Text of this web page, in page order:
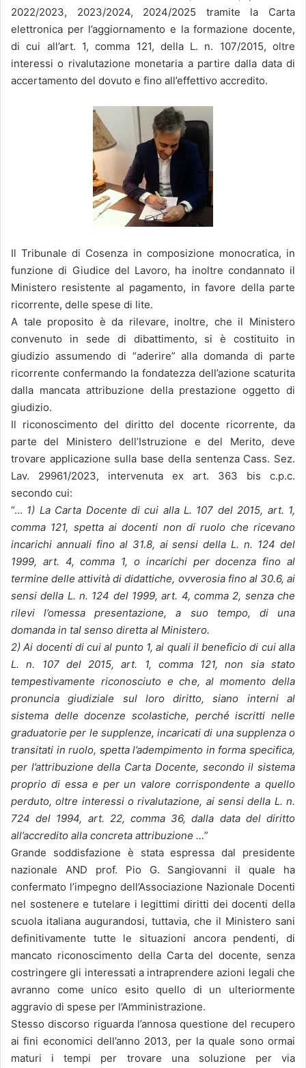
2022/2023, 2023/2024, 2024/2025 tramite la Carta
elettronica per l’aggiornamento e la formazione docente,
di cui all’art. 1, comma 121, della L. n. 107/2015, oltre
interessi o rivalutazione monetaria a partire dalla data di
accertamento del dovuto e fino all’effettivo accredito.
Il Tribunale di Cosenza in composizione monocratica, in
funzione di Giudice del Lavoro, ha inoltre condannato il
Ministero resistente al pagamento, in favore della parte
ricorrente, delle spese di lite.
A tale proposito è da rilevare, inoltre, che il Ministero
convenuto in sede di dibattimento, si è costituito in
giudizio assumendo di “aderire” alla domanda di parte
ricorrente confermando la fondatezza dell’azione scaturita
dalla mancata attribuzione della prestazione oggetto di
giudizio.
Il riconoscimento del diritto del docente ricorrente, da
parte del Ministero dell’Istruzione e del Merito, deve
trovare applicazione sulla base della sentenza Cass. Sez.
Lav. 29961/2023, intervenuta ex art. 363 bis c.p.c.
secondo cui:
“… 1) La Carta Docente di cui alla L. 107 del 2015, art. 1,
comma 121, spetta ai docenti non di ruolo che ricevano
incarichi annuali fino al 31.8, ai sensi della L. n. 124 del
1999, art. 4, comma 1, o incarichi per docenza fino al
termine delle attività di didattiche, ovverosia fino al 30.6, ai
sensi della L. n. 124 del 1999, art. 4, comma 2, senza che
rilevi l’omessa presentazione, a suo tempo, di una
domanda in tal senso diretta al Ministero.
2) Ai docenti di cui al punto 1, ai quali il beneficio di cui alla
L. n. 107 del 2015, art. 1, comma 121, non sia stato
tempestivamente riconosciuto e che, al momento della
pronuncia giudiziale sul loro diritto, siano interni al
sistema delle docenze scolastiche, perché iscritti nelle
graduatorie per le supplenze, incaricati di una supplenza o
transitati in ruolo, spetta l’adempimento in forma specifica,
per l’attribuzione della Carta Docente, secondo il sistema
proprio di essa e per un valore corrispondente a quello
perduto, oltre interessi o rivalutazione, ai sensi della L. n.
724 del 1994, art. 22, comma 36, dalla data del diritto
all’accredito alla concreta attribuzione …”
Grande soddisfazione è stata espressa dal presidente
nazionale AND prof. Pio G. Sangiovanni il quale ha
confermato l’impegno dell’Associazione Nazionale Docenti
nel sostenere e tutelare i legittimi diritti dei docenti della
scuola italiana augurandosi, tuttavia, che il Ministero sani
definitivamente tutte le situazioni ancora pendenti, di
mancato riconoscimento della Carta del docente, senza
costringere gli interessati a intraprendere azioni legali che
avranno come unico esito quello di un ulteriormente
aggravio di spese per l’Amministrazione.
Stesso discorso riguarda l’annosa questione del recupero
ai fini economici dell’anno 2013, per la quale sono ormai
maturi i tempi per trovare una soluzione per via